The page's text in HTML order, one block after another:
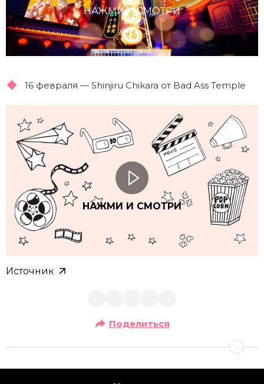
НАЖМИ И СМОТРИ
16 февраля — Shinjiru Chikara от Bad Ass Temple
НАЖМИ И СМОТРИ
Источник
Поделиться